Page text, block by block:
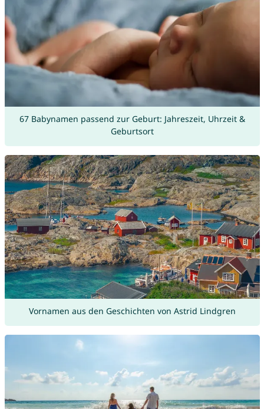
67 Babynamen passend zur Geburt: Jahreszeit, Uhrzeit &
Geburtsort
Vornamen aus den Geschichten von Astrid Lindgren